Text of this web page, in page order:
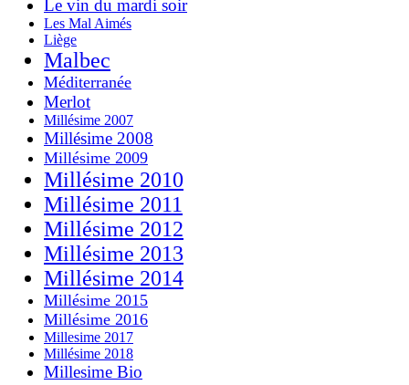
Le vin du mardi soir
Les Mal Aimés
Liège
Malbec
Méditerranée
Merlot
Millésime 2007
Millésime 2008
Millésime 2009
Millésime 2010
Millésime 2011
Millésime 2012
Millésime 2013
Millésime 2014
Millésime 2015
Millésime 2016
Millesime 2017
Millésime 2018
Millesime Bio